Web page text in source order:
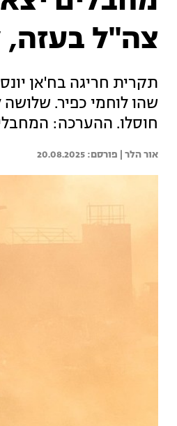
צה"ל
חוסלו. ההערכה:
אור הלר | 20.08.2025